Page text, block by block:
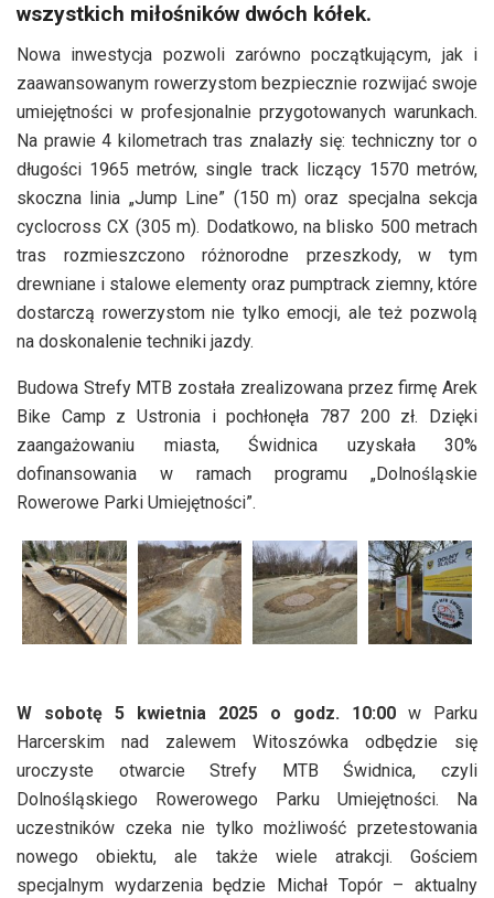
wszystkich miłośników dwóch kółek.
Nowa inwestycja pozwoli zarówno początkującym, jak i
zaawansowanym rowerzystom bezpiecznie rozwijać swoje
umiejętności w profesjonalnie przygotowanych warunkach.
Na prawie 4 kilometrach tras znalazły się: techniczny tor o
długości 1965 metrów, single track liczący 1570 metrów,
skoczna linia „Jump Line” (150 m) oraz specjalna sekcja
cyclocross CX (305 m). Dodatkowo, na blisko 500 metrach
tras rozmieszczono różnorodne przeszkody, w tym
drewniane i stalowe elementy oraz pumptrack ziemny, które
dostarczą rowerzystom nie tylko emocji, ale też pozwolą
na doskonalenie techniki jazdy.
Budowa Strefy MTB została zrealizowana przez firmę Arek
Bike Camp z Ustronia i pochłonęła 787 200 zł. Dzięki
zaangażowaniu miasta, Świdnica uzyskała 30%
dofinansowania w ramach programu „Dolnośląskie
Rowerowe Parki Umiejętności”.
W sobotę 5 kwietnia 2025 o godz. 10:00 w Parku
Harcerskim nad zalewem Witoszówka odbędzie się
uroczyste otwarcie Strefy MTB Świdnica, czyli
Dolnośląskiego Rowerowego Parku Umiejętności. Na
uczestników czeka nie tylko możliwość przetestowania
nowego obiektu, ale także wiele atrakcji. Gościem
specjalnym wydarzenia będzie Michał Topór – aktualny